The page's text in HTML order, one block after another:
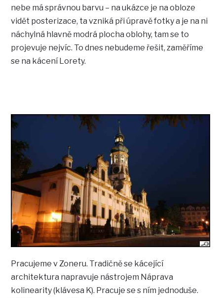
nebe má správnou barvu – na ukázce je na obloze
vidět posterizace, ta vzniká při úpravě fotky a je na ni
náchylná hlavně modrá plocha oblohy, tam se to
projevuje nejvíc. To dnes nebudeme řešit, zaměříme
se na kácení Lorety.
Pracujeme v Zoneru. Tradičně se kácející
architektura napravuje nástrojem Náprava
kolinearity (klávesa K). Pracuje se s ním jednoduše.